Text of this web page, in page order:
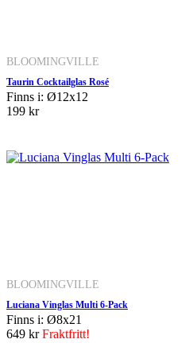
BLOOMINGVILLE
Taurin Cocktailglas Rosé
Finns i: Ø12x12
199 kr
BLOOMINGVILLE
Luciana Vinglas Multi 6-Pack
Finns i: Ø8x21
649 krFraktfritt!